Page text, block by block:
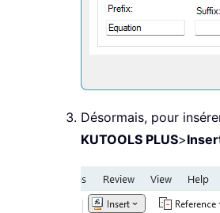
Désormais, pour
KUTOOLS PLUS>